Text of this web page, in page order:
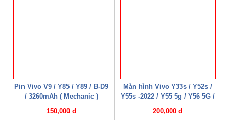
Pin Vivo V9 / Y85 / Y89 / B-D9
/ 3260mAh ( Mechanic )
150,000 đ
Màn hình Vivo Y33s / Y52s /
Y55s -2022 / Y55 5g / Y56 5G /
Y77e / Y72t / U5 / T2x / T1x /
200,000 đ